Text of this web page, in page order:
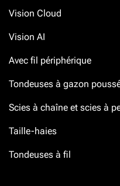
Vision Cloud
Vision AI
Avec fil périphérique
Tondeuses à gazon
Scies à chaîne et scies à
Taille-haies
Tondeuses à fil